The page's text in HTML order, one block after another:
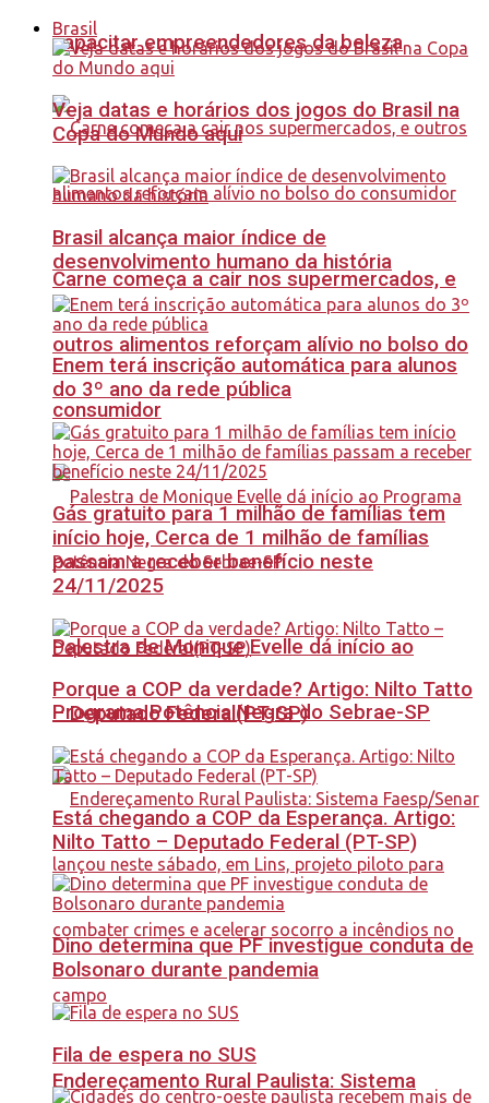
capacitar empreendedores da beleza
Carne começa a cair nos supermercados, e
outros alimentos reforçam alívio no bolso do
consumidor
Palestra de Monique Evelle dá início ao
Programa Potência Negra do Sebrae-SP
Endereçamento Rural Paulista: Sistema
Brasil
Veja datas e horários dos jogos do Brasil na
Copa do Mundo aqui
Brasil alcança maior índice de
desenvolvimento humano da história
Enem terá inscrição automática para alunos
do 3º ano da rede pública
Gás gratuito para 1 milhão de famílias tem
início hoje, Cerca de 1 milhão de famílias
passam a receber benefício neste
24/11/2025
Porque a COP da verdade? Artigo: Nilto Tatto
– Deputado Federal(PT-SP)
Está chegando a COP da Esperança. Artigo:
Nilto Tatto – Deputado Federal (PT-SP)
Dino determina que PF investigue conduta de
Bolsonaro durante pandemia
Fila de espera no SUS